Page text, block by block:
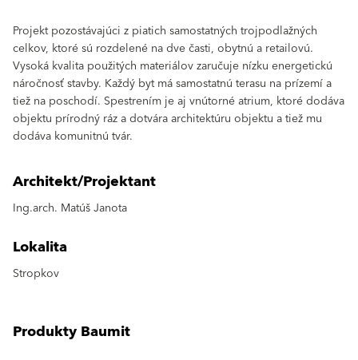
Projekt pozostávajúci z piatich samostatných trojpodlažných
celkov, ktoré sú rozdelené na dve časti, obytnú a retailovú.
Vysoká kvalita použitých materiálov zaručuje nízku energetickú
náročnosť stavby. Každý byt má samostatnú terasu na prízemí a
tiež na poschodí. Spestrením je aj vnútorné atrium, ktoré dodáva
objektu prírodný ráz a dotvára architektúru objektu a tiež mu
dodáva komunitnú tvár.
Architekt/Projektant
Ing.arch. Matúš Janota
Lokalita
Stropkov
Produkty Baumit